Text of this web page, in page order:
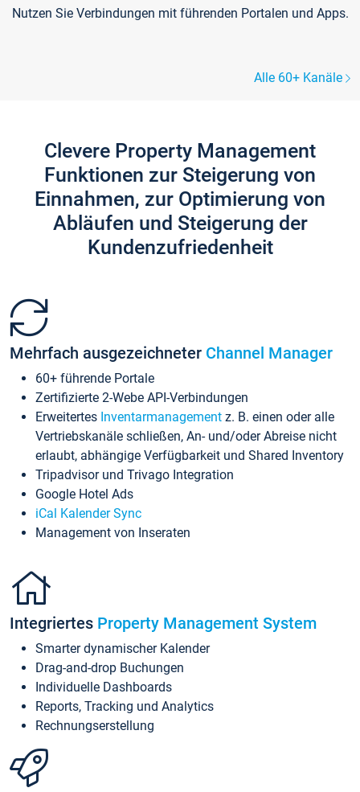
Nutzen Sie Verbindungen mit führenden Portalen und Apps.
Alle 60+ Kanäle
Clevere Property Management
Funktionen zur Steigerung von
Einnahmen, zur Optimierung von
Abläufen und Steigerung der
Kundenzufriedenheit
Mehrfach ausgezeichneter Channel Manager
60+ führende Portale
Zertifizierte 2-Webe API-Verbindungen
Erweitertes Inventarmanagement z. B. einen oder alle
Vertriebskanäle schließen, An- und/oder Abreise nicht
erlaubt, abhängige Verfügbarkeit und Shared Inventory
Tripadvisor und Trivago Integration
Google Hotel Ads
iCal Kalender Sync
Management von Inseraten
Integriertes Property Management System
Smarter dynamischer Kalender
Drag-and-drop Buchungen
Individuelle Dashboards
Reports, Tracking und Analytics
Rechnungserstellung